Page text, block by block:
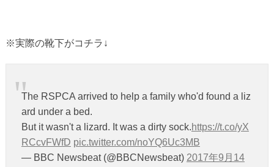
※実際の靴下がコチラ↓
The RSPCA arrived to help a family who'd found a liz
ard under a bed.
But it wasn't a lizard. It was a dirty sock.https://t.co/yX
RCcvFWfD pic.twitter.com/noYQ6Uc3MB
— BBC Newsbeat (@BBCNewsbeat) 2017年9月14